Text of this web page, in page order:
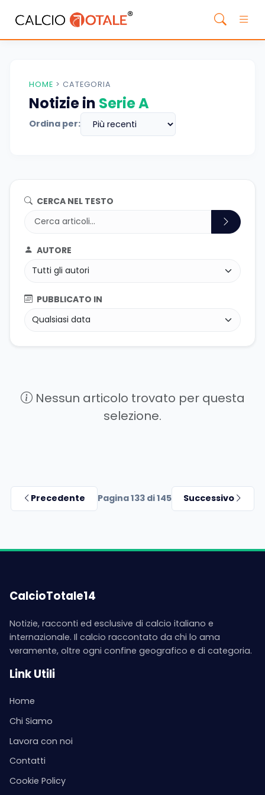
HOME > CATEGORIA
Notizie in Serie A
Ordina per:
CERCA NEL TESTO
AUTORE
PUBBLICATO IN
Nessun articolo trovato per questa
selezione.
Precedente Pagina 133 di 145 Successivo
CalcioTotale14
Notizie, racconti ed esclusive di calcio italiano e
internazionale. Il calcio raccontato da chi lo ama
veramente, oltre ogni confine geografico e di categoria.
Link Utili
Home
Chi Siamo
Lavora con noi
Contatti
Cookie Policy